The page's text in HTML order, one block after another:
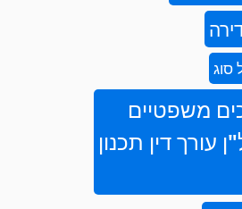
סוג
משפטיים
עורך דין תכנון